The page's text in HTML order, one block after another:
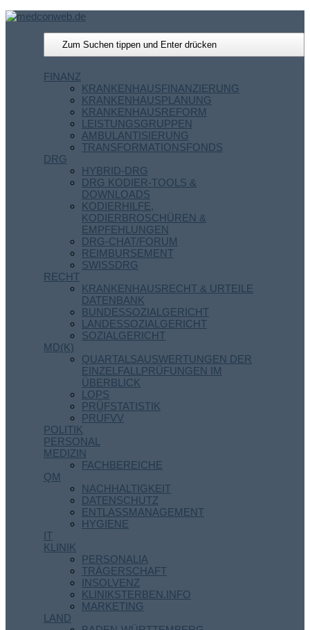
FINANZ
KRANKENHAUSFINANZIERUNG
KRANKENHAUSPLANUNG
KRANKENHAUSREFORM
LEISTUNGSGRUPPEN
AMBULANTISIERUNG
TRANSFORMATIONSFONDS
DRG
HYBRID-DRG
DRG KODIER-TOOLS &
DOWNLOADS
KODIERHILFE,
KODIERBROSCHÜREN &
EMPFEHLUNGEN
DRG-CHAT/FORUM
REIMBURSEMENT
SWISSDRG
RECHT
KRANKENHAUSRECHT & URTEILE
DATENBANK
BUNDESSOZIALGERICHT
LANDESSOZIALGERICHT
SOZIALGERICHT
MD(K)
QUARTALSAUSWERTUNGEN DER
EINZELFALLPRÜFUNGEN IM
ÜBERBLICK
LOPS
PRÜFSTATISTIK
PRÜFVV
POLITIK
PERSONAL
MEDIZIN
FACHBEREICHE
QM
NACHHALTIGKEIT
DATENSCHUTZ
ENTLASSMANAGEMENT
HYGIENE
IT
KLINIK
PERSONALIA
TRÄGERSCHAFT
INSOLVENZ
KLINIKSTERBEN.INFO
MARKETING
LAND